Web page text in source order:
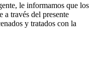
le informamos que los
a través del presente
y tratados con la